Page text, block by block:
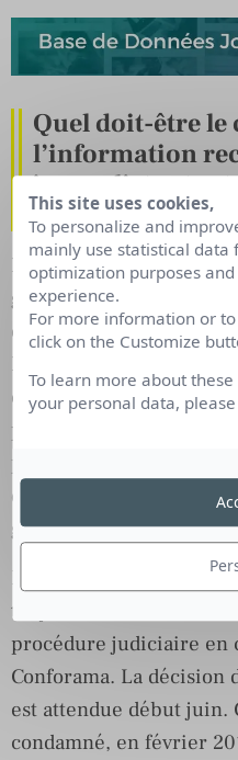
Quel doit-être le
l’information
journaliste et
d’alerte
La collecte
garantie par la loi
européenne des droits
L’exercice de la liberté
également prévues par
peut être soumis à
par la loi et notamment
divulgation
garantir l’impartialité
Dans la pratique,
toujours chose facile.
procédure judiciaire en
Conforama. La décision
est attendue début juin.
condamné, en février
This site uses cookies,
To personalize and
mainly use statistical data
optimization purposes
experience.
For more information or
click on the Customize
To learn more about
your personal data,